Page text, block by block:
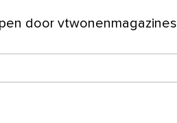
door vtwonenmagazines